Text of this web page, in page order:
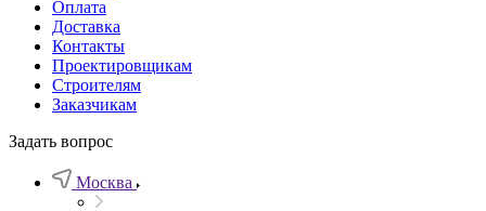
Оплата
Доставка
Контакты
Проектировщикам
Строителям
Заказчикам
Задать вопрос
Москва